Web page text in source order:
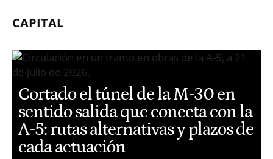
CAPITAL
Cortado el túnel de la M-30 en
sentido salida que conecta con la
A-5: rutas alternativas y plazos de
cada actuación